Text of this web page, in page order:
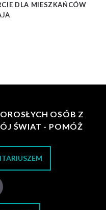
DLA MIESZKAŃCÓW
OSÓB Z
ŚWIAT - POMÓŻ